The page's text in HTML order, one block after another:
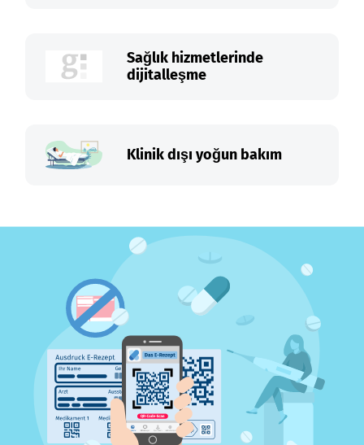
Sağlık hizmetlerinde
dijitalleşme
Klinik dışı yoğun bakım